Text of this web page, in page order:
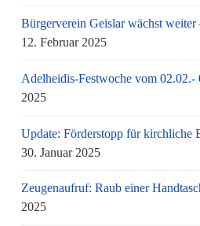
Bürgerverein Geislar wächst
12. Februar 2025
Adelheidis-Festwoche vom 02.02.-
2025
Update: Förderstopp für kirchliche
30. Januar 2025
Zeugenaufruf: Raub einer
2025